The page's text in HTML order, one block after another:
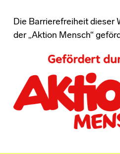
Die Barrierefreiheit dieser
der „Aktion Mensch“